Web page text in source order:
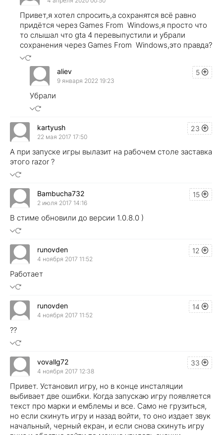
Привет,я хотел спросить,а сохранятся всё равно
придётся через Games From Windows,я просто что
то слышал что gta 4 перевыпустили и убрали
сохранения через Games From Windows,это правда?
5
aliev
9 января 2022 19:23
Убрали
23
kartyush
22 мая 2017 17:50
А при запуске игры вылазит на рабочем столе заставка
этого razor ?
15
Bambucha732
2 июля 2017 14:16
В стиме обновили до версии 1.0.8.0 )
12
runovden
4 ноября 2017 11:52
Работает
14
runovden
4 ноября 2017 11:52
??
33
vovallg72
4 ноября 2017 12:38
Привет. Установил игру, но в конце инсталяции
выбивает две ошибки. Когда запускаю игру появляется
текст про марки и емблемы и все. Само не грузиться,
но если скинуть игру и назад войти, то оно издает звук
начальный, черный екран, и если снова скинуть игру